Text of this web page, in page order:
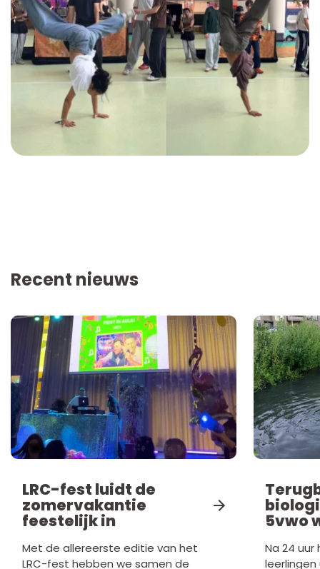
Recent nieuws
LRC-fest luidt de
zomervakantie
feestelijk in
Met de allereerste editie van het
LRC-fest hebben we samen de
5vwo
Na 24